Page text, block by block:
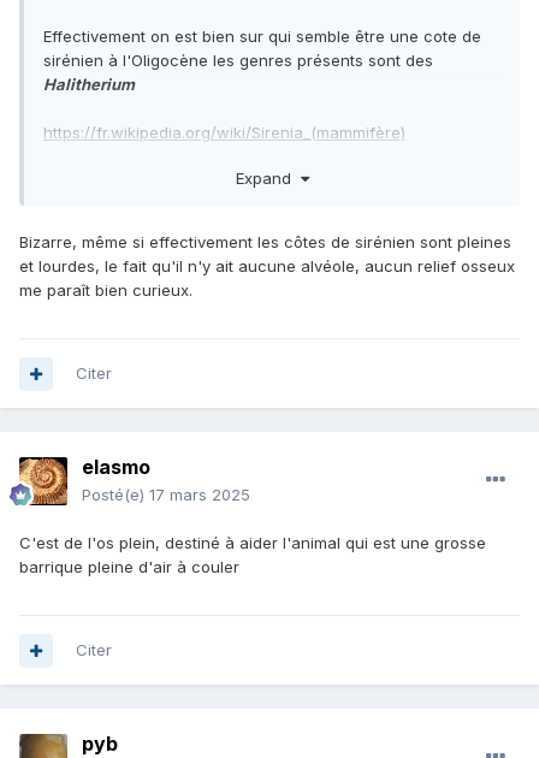
Effectivement on est bien sur qui semble être une cote de
sirénien à l'Oligocène les genres présents sont des
Halitherium
https://fr.wikipedia.org/wiki/Sirenia_(mammifère)
et les siréniens de la Castellane (site protégé)
france.fr/index.php/2018/01/23/castellane-a-rencontre-
sireniens-fossilises-sommet-de-fumee/
les fonds marins
Expand
Bizarre, même si effectivement les côtes de sirénien sont pleines
et lourdes, le fait qu'il n'y ait aucune alvéole, aucun relief osseux
me paraît bien curieux.
Citer
elasmo
Posté(e) 17 mars 2025
C'est de l'os plein, destiné à aider l'animal qui est une grosse
barrique pleine d'air à couler
Citer
pyb